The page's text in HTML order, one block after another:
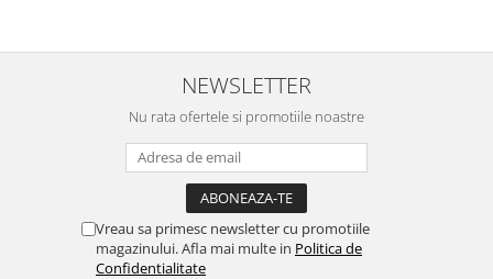
NEWSLETTER
Nu rata ofertele si promotiile noastre
Vreau sa primesc newsletter cu promotiile
magazinului. Afla mai multe in Politica de
Confidentialitate